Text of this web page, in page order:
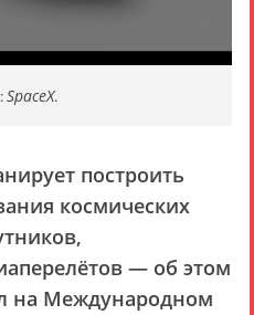
SpaceX.
построить
космических
— об этом
на Международном